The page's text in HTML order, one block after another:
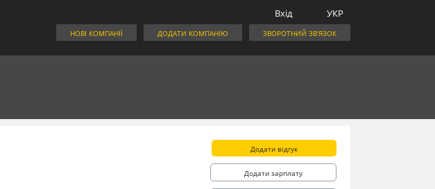
УКР
Вхід
ЗВОРОТНИЙ ЗВ'ЯЗОК
ДОДАТИ КОМПАНІЮ
НОВІ КОМПАНІЇ
Додати відгук
Додати зарплату